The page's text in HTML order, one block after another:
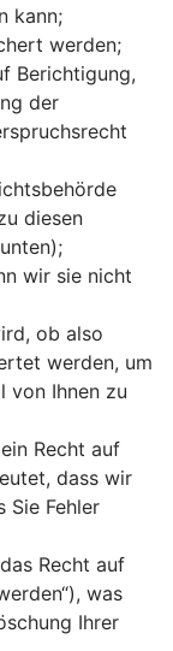
kann;
werden;
Berichtigung,
der
diesen
wir sie nicht
ob also
werden, um
von Ihnen zu
Recht auf
dass wir
Sie Fehler
Recht auf
was
Ihrer